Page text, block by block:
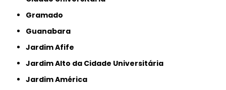
Gramado
Guanabara
Jardim Afife
Jardim Alto da Cidade Universitária
Jardim América